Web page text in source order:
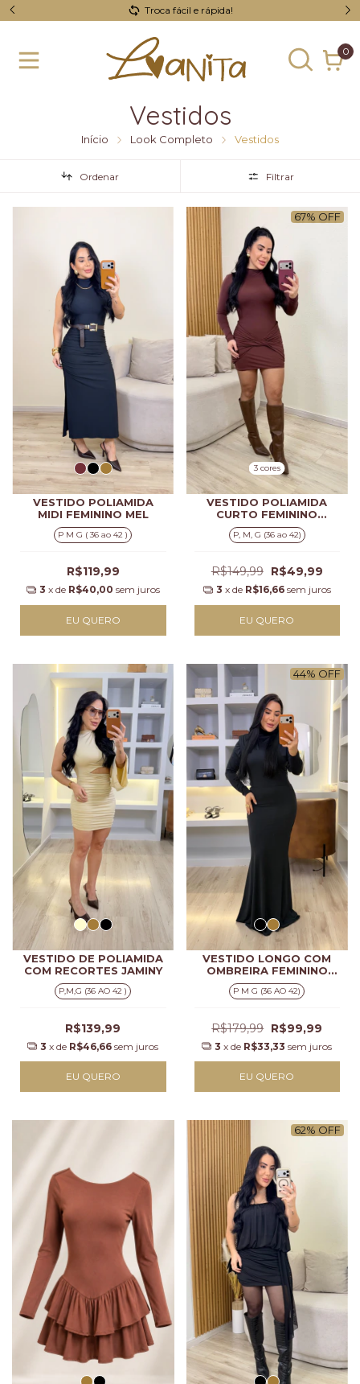
Troca fácil e rápida!
0
Vestidos
Início Look Completo Vestidos
Ordenar Filtrar
VESTIDO POLIAMIDA
MIDI FEMININO MEL
P M G ( 36 ao 42 )
R$119,99
3 x de R$40,00 sem juros
EU QUERO
67% OFF
3 cores
VESTIDO POLIAMIDA
CURTO FEMININO
SABRINA
P, M, G (36 ao 42)
R$149,99 R$49,99
3 x de R$16,66 sem juros
EU QUERO
VESTIDO DE POLIAMIDA
COM RECORTES JAMINY
P,M,G (36 AO 42 )
R$139,99
3 x de R$46,66 sem juros
EU QUERO
44% OFF
VESTIDO LONGO COM
OMBREIRA FEMININO
AMELIA
P M G (36 AO 42)
R$179,99 R$99,99
3 x de R$33,33 sem juros
EU QUERO
62% OFF